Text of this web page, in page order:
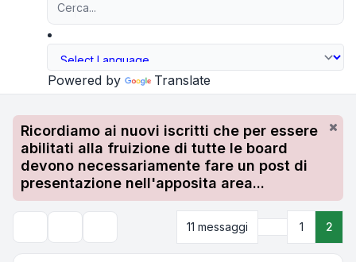
Powered by Translate
Ricordiamo ai nuovi iscritti che per essere
abilitati alla fruizione di tutte le board
devono necessariamente fare un post di
presentazione nell'apposita area...
11 messaggi Precedente
1 2